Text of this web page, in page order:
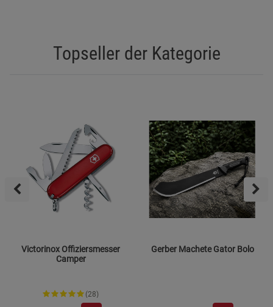
Topseller der Kategorie
Victorinox Offiziersmesser
Camper
(28)
Gerber Machete Gator Bolo